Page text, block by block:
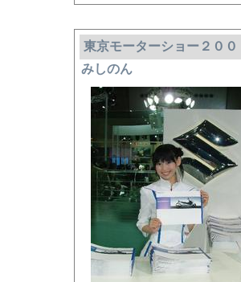
東京モーターショー２０
みしのん